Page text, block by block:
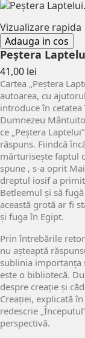
Vizualizare rapida
Adauga in cos
Peștera
41,00 lei
Cartea „Peștera
autoarea, cu
introduce în cetatea
Dumnezeu
ce „Peștera
răspuns. Fiindcă
mărturisește faptul
spune , s-a oprit
dreptul iosif a
Betleemul și să
această grotă ar fi
și fuga în Egipt.
Prin întrebările
nu așteaptă
sublinia importanța
este o bibliotecă.
despre creație și
Creației, explicată
redescrie
perspectivă.